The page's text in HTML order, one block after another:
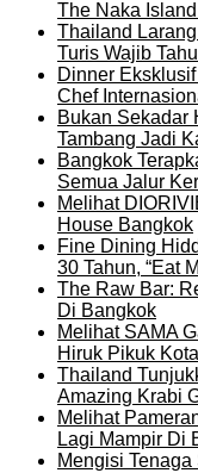
The Naka
Thailand
Turis Wajib
Dinner
Chef
Bukan Sekadar
Tambang Jadi
Bangkok
Semua Jalur
Melihat
House Bangkok
Fine Dining
30 Tahun, “Eat
The Raw Bar:
Di Bangkok
Melihat SAMA
Hiruk Pikuk
Thailand
Amazing Krabi
Melihat
Lagi Mampir Di
Mengisi